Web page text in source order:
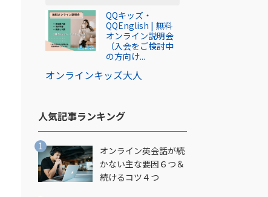
オンラインキッズ大人
QQキッズ・
QQEnglish | 無料
オンライン説明会
（入会をご検討中
の方向け...
人気記事ランキング​
オンライン英会話が続
かない主な要因６つ＆
続けるコツ４つ